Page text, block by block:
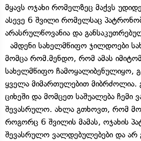
მყავს ოჯახი რომელზეც მაქვს
ასევე 6 შვილი რომელსაც
არასრულწოვანია და
ამდენი სახელმწიფო ჯილდოები
მომცა რომ.მენდო, რომ ამას
სახელმწიფო ჩამოყალიბენულიყო,
ყველა მიმართულებით მიბრძოლია.
ციხეში და მომცეთ საშუალება ჩემი
შევასრულო. ახლა გთხოვთ, რომ
როგორც 6 შვილის მამას, ოჯახის
შევასრულო ვალდებულებები და არ